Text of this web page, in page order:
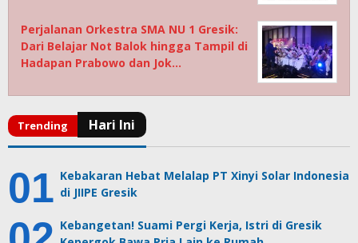
Perjalanan Orkestra SMA NU 1 Gresik:
Dari Belajar Not Balok hingga Tampil di
Hadapan Prabowo dan Jok…
Kebakaran Hebat Melalap PT Xinyi Solar Indonesia
di JIIPE Gresik
Kebangetan! Suami Pergi Kerja, Istri di Gresik